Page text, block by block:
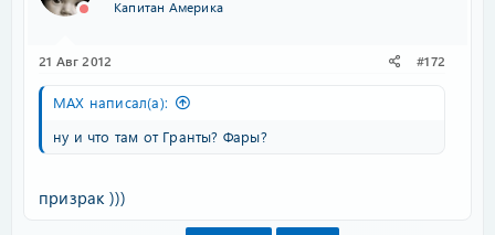
Капитан Америка
21 Авг 2012 #172
MAX написал(а):
ну и что там от Гранты? Фары?
призрак )))